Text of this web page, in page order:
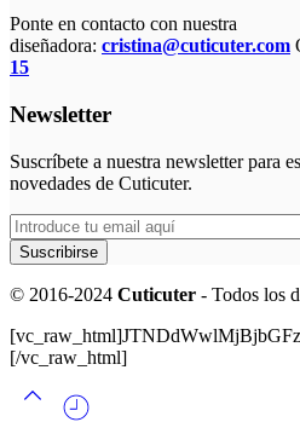
Ponte en contacto con nuestra
diseñadora: cristina@cuticuter.com
15
Newsletter
Suscríbete a nuestra newsletter para
novedades de Cuticuter.
© 2016-2024 Cuticuter - Todos los
[/vc_raw_html]